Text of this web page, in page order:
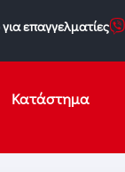
επαγγελματίες
Κατάστημα